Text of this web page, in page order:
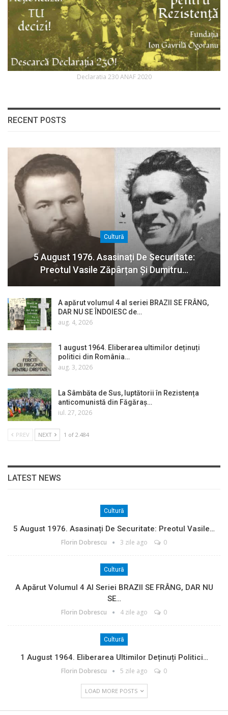
Declaratia 230 ANAF 2020
RECENT POSTS
Cultură
5 August 1976. Asasinați De Securitate:
Preotul Vasile Zăpârțan Și Dumitru…
A apărut volumul 4 al seriei BRAZII SE FRÂNG,
DAR NU SE ÎNDOIESC de…
aug. 4, 2026
1 august 1964. Eliberarea ultimilor deținuți
politici din România…
aug. 3, 2026
La Sâmbăta de Sus, luptătorii în Rezistența
anticomunistă din Făgăraș…
iul. 27, 2026
PREV NEXT 1 of 2.484
LATEST NEWS
Cultură
5 August 1976. Asasinați De Securitate: Preotul Vasile…
Florin Dobrescu 3 zile ago 0
Cultură
A Apărut Volumul 4 Al Seriei BRAZII SE FRÂNG, DAR NU
SE…
Florin Dobrescu 4 zile ago 0
Cultură
1 August 1964. Eliberarea Ultimilor Deținuți Politici…
Florin Dobrescu 5 zile ago 0
LOAD MORE POSTS